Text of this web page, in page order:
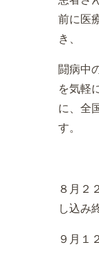
前に医
き、
闘病中
を気軽
に、全
す。
８月２
し込み
９月１